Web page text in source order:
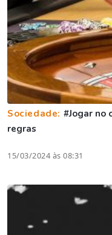
Sociedade: #Jogar no
regras
15/03/2024 às 08:31